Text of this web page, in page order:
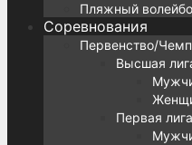
Пляжный
Соревнования
Первенство/
Высшая
Первая лига